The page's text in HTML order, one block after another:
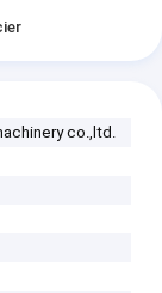
co.,ltd.